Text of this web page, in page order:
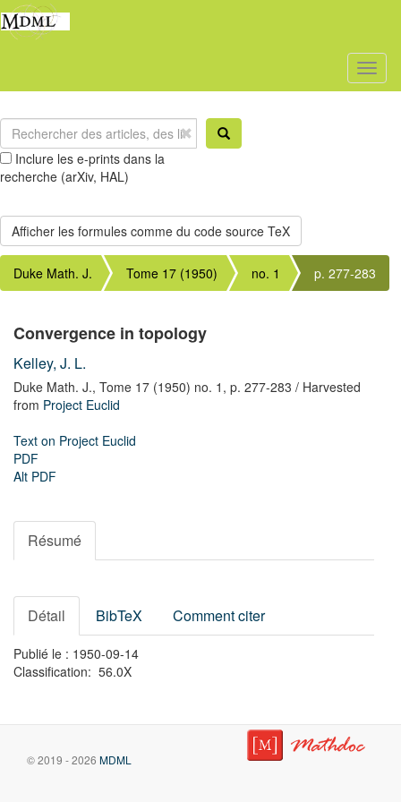
Inclure les e-prints dans la
recherche (arXiv, HAL)
Duke Math. J. Tome 17 (1950) no. 1 p. 277-283
Convergence in topology
Kelley, J. L.
Duke Math. J., Tome 17 (1950) no. 1, p. 277-283 / Harvested
from Project Euclid
Text on Project Euclid
PDF
Alt PDF
Résumé
Détail BibTeX Comment citer
Publié le : 1950-09-14
Classification: 56.0X
© 2019 - 2026 MDML